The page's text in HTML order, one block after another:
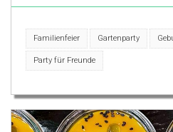
Familienfeier Gartenparty
Party für Freunde